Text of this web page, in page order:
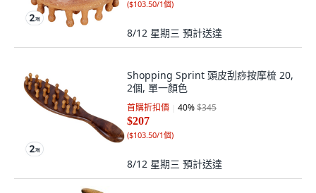
($103.50/1個)
8/12 星期三 預計送達
Shopping Sprint 頭皮刮痧按摩梳 20,
2個, 單一顏色
首購折扣價 40%$345
$207
($103.50/1個)
8/12 星期三 預計送達